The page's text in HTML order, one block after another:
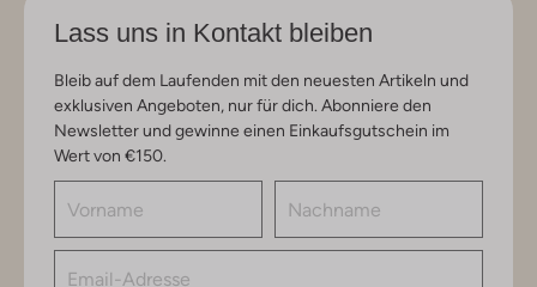
Lass uns in Kontakt bleiben
Bleib auf dem Laufenden mit den neuesten Artikeln und
exklusiven Angeboten, nur für dich. Abonniere den
Newsletter und gewinne einen Einkaufsgutschein im
Wert von €150.